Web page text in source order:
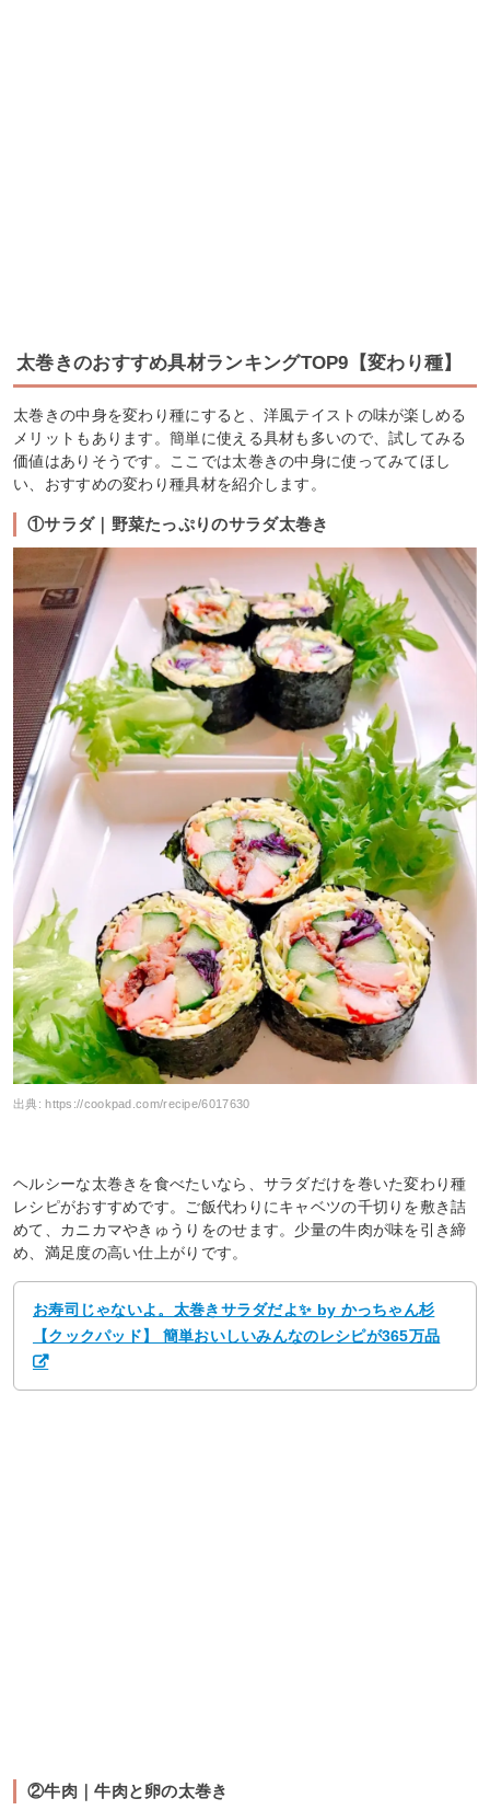
太巻きのおすすめ具材ランキングTOP9【変わり種】
太巻きの中身を変わり種にすると、洋風テイストの味が楽しめる
メリットもあります。簡単に使える具材も多いので、試してみる
価値はありそうです。ここでは太巻きの中身に使ってみてほし
い、おすすめの変わり種具材を紹介します。
①サラダ｜野菜たっぷりのサラダ太巻き
出典: https://cookpad.com/recipe/6017630
ヘルシーな太巻きを食べたいなら、サラダだけを巻いた変わり種
レシピがおすすめです。ご飯代わりにキャベツの千切りを敷き詰
めて、カニカマやきゅうりをのせます。少量の牛肉が味を引き締
め、満足度の高い仕上がりです。
お寿司じゃないよ。太巻きサラダだよ✨ by かっちゃん杉
【クックパッド】 簡単おいしいみんなのレシピが365万品
②牛肉｜牛肉と卵の太巻き